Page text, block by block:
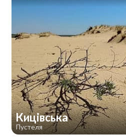
Кицівська
Пустеля